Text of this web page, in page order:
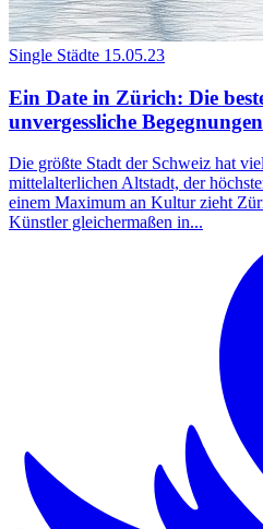
Single Städte 15.05.23
Ein Date in Zürich: Die
unvergessliche Begegnungen
Die größte Stadt der Schweiz hat
mittelalterlichen Altstadt, der
einem Maximum an Kultur zieht
Künstler gleichermaßen in...